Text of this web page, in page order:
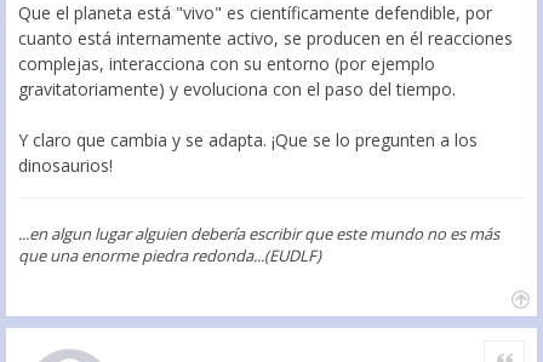
Que el planeta está "vivo" es científicamente defendible, por
cuanto está internamente activo, se producen en él reacciones
complejas, interacciona con su entorno (por ejemplo
gravitatoriamente) y evoluciona con el paso del tiempo.
Y claro que cambia y se adapta. ¡Que se lo pregunten a los
dinosaurios!
...en algun lugar alguien debería escribir que este mundo no es más
que una enorme piedra redonda...(EUDLF)
Citar